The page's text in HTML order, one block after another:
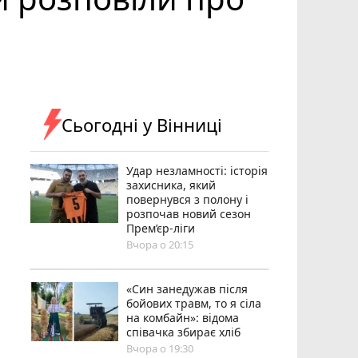
Сьогодні у Вінниці
Удар незламності: історія
захисника, який
повернувся з полону і
розпочав новий сезон
Прем’єр-ліги
Вчора о 20:15
«Син занедужав після
бойових травм, то я сіла
на комбайн»: відома
співачка збирає хліб
Вчора о 19:30